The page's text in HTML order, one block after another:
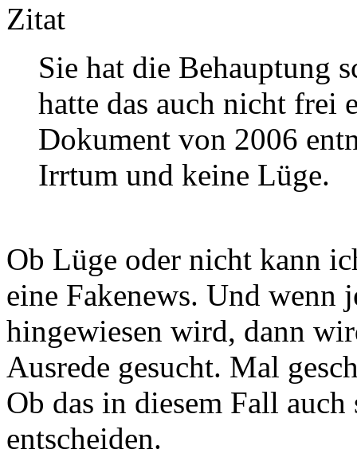
Zitat
Sie hat die Behauptung
hatte das auch nicht frei
Dokument von 2006
Irrtum und keine Lüge.
Ob Lüge oder nicht kann
eine Fakenews. Und wenn
hingewiesen wird, dann
Ausrede gesucht. Mal
Ob das in diesem Fall
entscheiden.